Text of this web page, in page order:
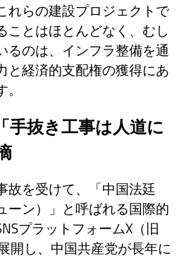
れらの建設プロジェクトで
ことはほとんどなく、むし
るのは、インフラ整備を通
と経済的支配権の獲得にあ
手抜き工事は人道に
を受けて、「中国法廷
ーン）」と呼ばれる国際的
プラットフォームX（旧
開し、中国共産党が長年に